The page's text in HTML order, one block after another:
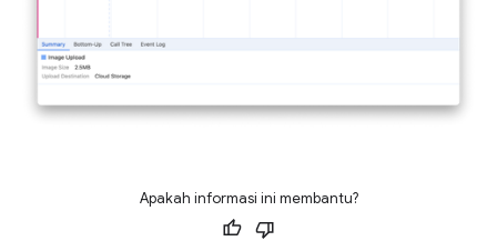
Apakah informasi ini membantu?